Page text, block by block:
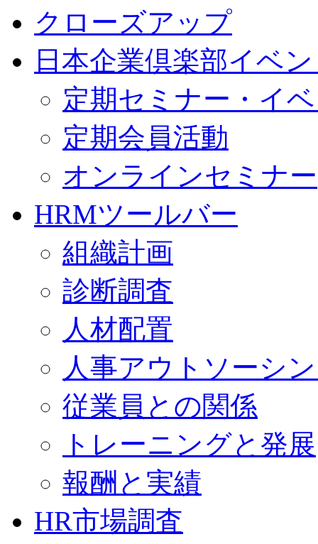
クローズアップ
日本企業倶楽部イベ
定期セミナー・イ
定期会員活動
オンラインセミナー
HRMツールバー
組織計画
診断調査
人材配置
人事アウトソーシ
従業員との関係
トレーニングと発展
報酬と実績
HR市場調査